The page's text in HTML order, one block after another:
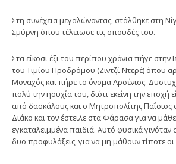
Στη συνέχεια μεγαλώνοντας, στάλθηκε στη
Σμύρνη όπου τέλειωσε τις σπουδές του.
Στα είκοσι έξι του περίπου χρόνια πήγε
του Τιμίου Προδρόμου (Ζιντζί-Ντερέ) όπου
Μοναχός και πήρε το όνομα Αρσένιος.
πολύ την ησυχία του, διότι εκείνη την εποχή
από δασκάλους και ο Μητροπολίτης Παΐσιος
Διάκο και τον έστειλε στα Φάρασα για να
εγκαταλειμμένα παιδιά. Αυτό φυσικά γινόταν
δυο προφυλάξεις, για να μη μάθουν τίποτε οι